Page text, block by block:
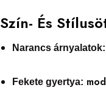
Szín- És
Narancs árnyalatok:
Fekete gyertya: